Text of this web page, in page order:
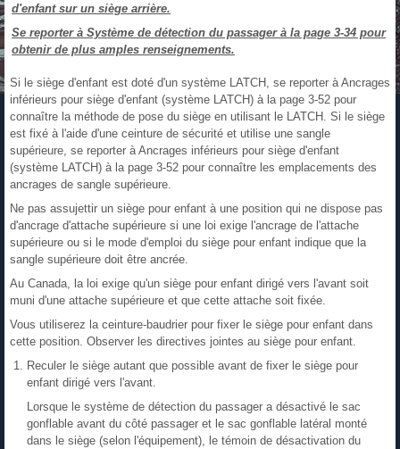
d'enfant sur un siège arrière.
Se reporter à Système de détection du passager à la page 3‑34 pour
obtenir de plus amples renseignements.
Si le siège d'enfant est doté d'un système LATCH, se reporter à Ancrages
inférieurs pour siège d'enfant (système LATCH) à la page 3‑52 pour
connaître la méthode de pose du siège en utilisant le LATCH. Si le siège
est fixé à l'aide d'une ceinture de sécurité et utilise une sangle
supérieure, se reporter à Ancrages inférieurs pour siège d'enfant
(système LATCH) à la page 3‑52 pour connaître les emplacements des
ancrages de sangle supérieure.
Ne pas assujettir un siège pour enfant à une position qui ne dispose pas
d'ancrage d'attache supérieure si une loi exige l'ancrage de l'attache
supérieure ou si le mode d'emploi du siège pour enfant indique que la
sangle supérieure doit être ancrée.
Au Canada, la loi exige qu'un siège pour enfant dirigé vers l'avant soit
muni d'une attache supérieure et que cette attache soit fixée.
Vous utiliserez la ceinture-baudrier pour fixer le siège pour enfant dans
cette position. Observer les directives jointes au siège pour enfant.
Reculer le siège autant que possible avant de fixer le siège pour
enfant dirigé vers l'avant.
Lorsque le système de détection du passager a désactivé le sac
gonflable avant du côté passager et le sac gonflable latéral monté
dans le siège (selon l'équipement), le témoin de désactivation du